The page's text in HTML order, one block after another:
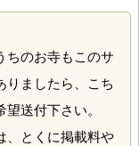
ちのお寺もこのサ
りましたら、こち
送付下さい。
、とくに掲載料や